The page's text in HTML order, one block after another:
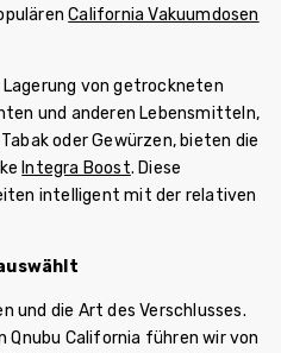
California Vakuumdosen
von getrockneten
und anderen Lebensmitteln,
oder Gewürzen, bieten die
Integra Boost. Diese
intelligent mit der relativen
und die Art des Verschlusses.
Qnubu California führen wir von